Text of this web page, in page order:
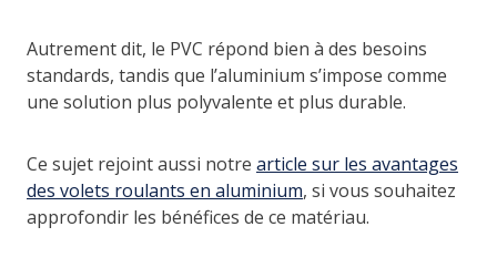
Autrement dit, le PVC répond bien à des besoins
standards, tandis que l’aluminium s’impose comme
une solution plus polyvalente et plus durable.
Ce sujet rejoint aussi notre article sur les avantages
des volets roulants en aluminium, si vous souhaitez
approfondir les bénéfices de ce matériau.